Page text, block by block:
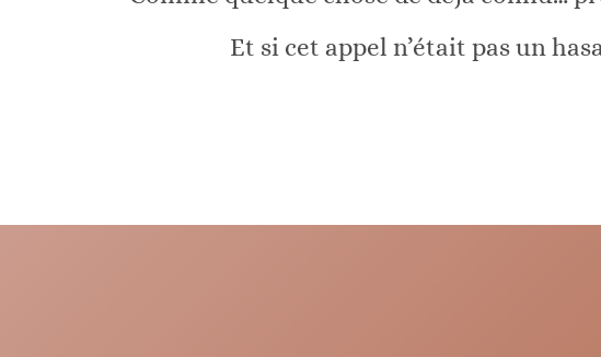
Et si cet appel n’était pas un